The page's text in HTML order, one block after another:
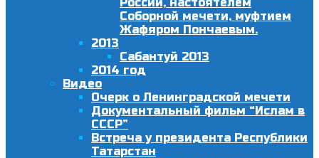
Соборной мечети, муфтием
Жафяром Пончаевым.
2013
Сабантуй 2013
2014 год
Видео
Очерк о Ленинградской мечети
Документальный фильм “Ислам в
СССР”
Встреча у президента Республики
Татарстан